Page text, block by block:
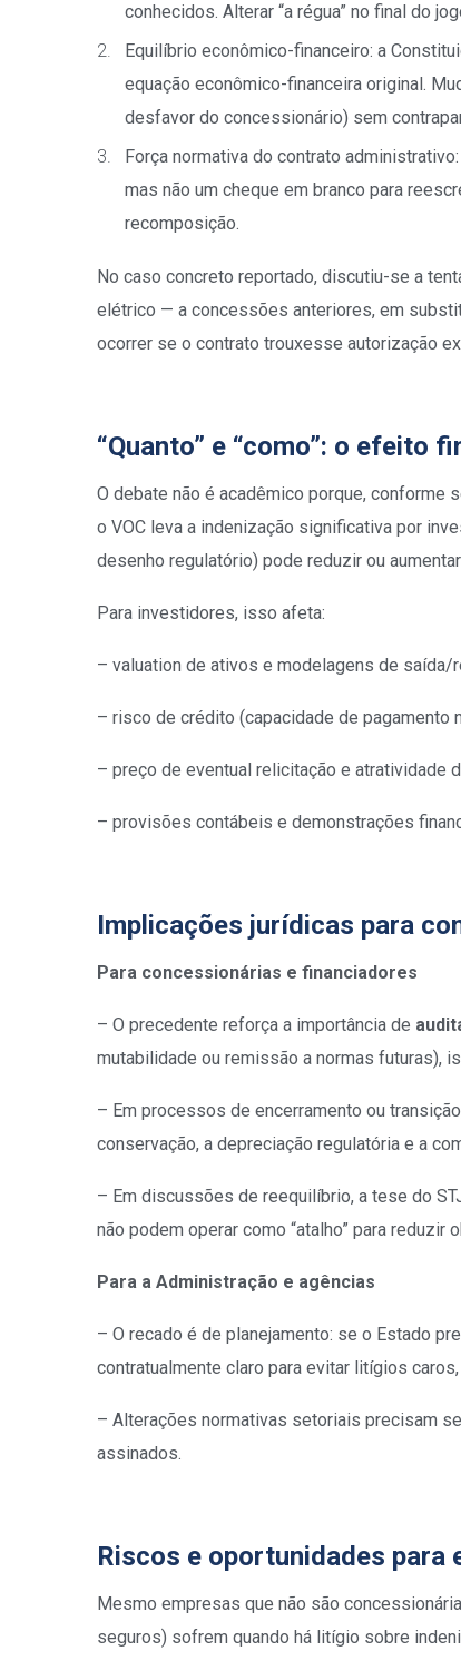
conhecidos. Alterar “a régua” no final do
Equilíbrio econômico-financeiro: a
equação econômico-financeira original.
desfavor do concessionário) sem
Força normativa do contrato
mas não um cheque em branco para
recomposição.
No caso concreto reportado, discutiu-se a
elétrico — a concessões anteriores, em
ocorrer se o contrato trouxesse autorização
“Quanto” e “como”: o efeito
O debate não é acadêmico porque, conforme
o VOC leva a indenização significativa por
desenho regulatório) pode reduzir ou
Para investidores, isso afeta:
– valuation de ativos e modelagens de saída/
– risco de crédito (capacidade de pagamento
– preço de eventual relicitação e atratividade
– provisões contábeis e demonstrações
Implicações jurídicas para
Para concessionárias e financiadores
– O precedente reforça a importância de
mutabilidade ou remissão a normas futuras),
– Em processos de encerramento ou
conservação, a depreciação regulatória e a
– Em discussões de reequilíbrio, a tese do
não podem operar como “atalho” para reduzir
Para a Administração e agências
– O recado é de planejamento: se o Estado
contratualmente claro para evitar litígios
– Alterações normativas setoriais precisam
assinados.
Riscos e oportunidades
Mesmo empresas que não são
seguros) sofrem quando há litígio sobre